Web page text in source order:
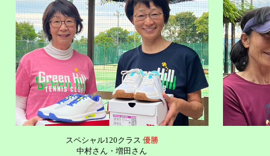
スペシャル120クラス 優勝
中村さん ・ 増田さん